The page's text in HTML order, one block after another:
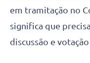
em tramitação no
significa que
discussão e